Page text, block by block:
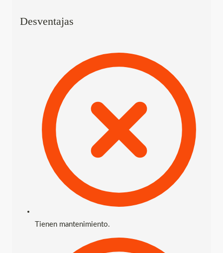
Desventajas
Tienen mantenimiento.